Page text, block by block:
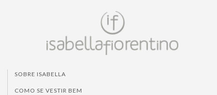
SOBRE ISABELLA
COMO SE VESTIR BEM